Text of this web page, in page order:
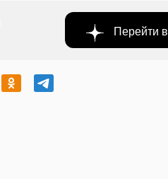
Перейти в